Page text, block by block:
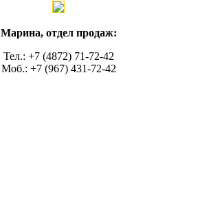
Марина, отдел продаж:
Тел.: +7 (4872) 71-72-42
Моб.: +7 (967) 431-72-42